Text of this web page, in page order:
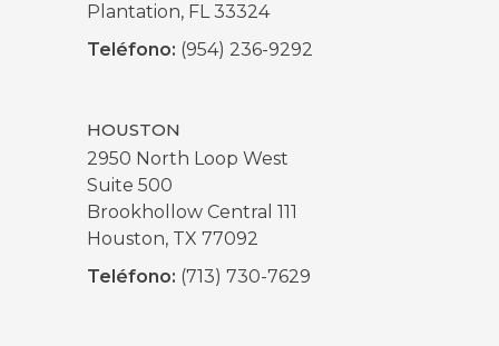
Plantation, FL 33324
Teléfono: (954) 236-9292
HOUSTON
2950 North Loop West
Suite 500
Brookhollow Central 111
Houston, TX 77092
Teléfono: (713) 730-7629